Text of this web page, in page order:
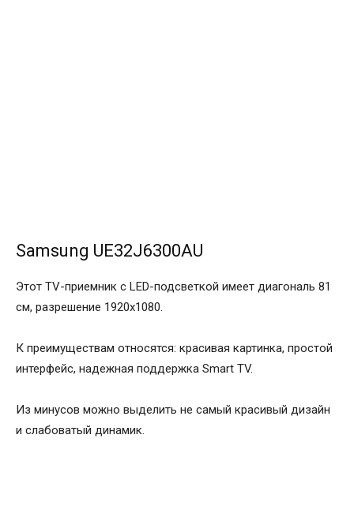
Samsung UE32J6300AU
Этот TV-приемник с LED-подсветкой имеет диагональ 81
см, разрешение 1920х1080.
К преимуществам относятся: красивая картинка, простой
интерфейс, надежная поддержка Smart TV.
Из минусов можно выделить не самый красивый дизайн
и слабоватый динамик.